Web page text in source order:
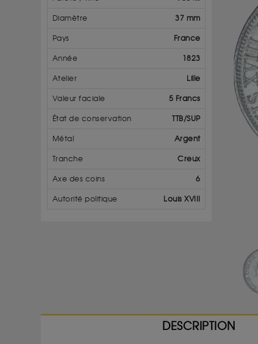
Diamètre 37 mm
Pays France
Année 1823
Atelier Lille
Valeur faciale 5 Francs
État de conservation TTB/SUP
Métal Argent
Tranche Creux
Axe des coins 6
Autorité politique Louis XVIII
DESCRIPTION